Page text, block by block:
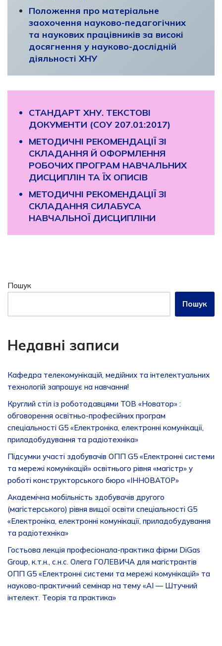
Положення про матеріальне
заохочення науково-педагогічних
та наукових працівників за високі
досягнення у науково-дослідній
діяльності ХНУ
СТАНДАРТ ХНУ. ТЕКСТОВІ
ДОКУМЕНТИ (СОУ 207.01:2017)
МЕТОДИЧНІ РЕКОМЕНДАЦІЇ ЗІ
СКЛАДАННЯ Й ОФОРМЛЕННЯ
РОБОЧИХ ПРОГРАМ НАВЧАЛЬНИХ
ДИСЦИПЛІН ТА ЇХ ОПИСІВ
МЕТОДИЧНІ РЕКОМЕНДАЦІЇ ЗІ
СКЛАДАННЯ СИЛАБУСА
НАВЧАЛЬНОЇ ДИСЦИПЛІНИ
Пошук
Пошук
Недавні записи
Кафедра телекомунікацій, медійних та інтелектуальних
технологій запрошує на навчання!
Круглий стіл із роботодавцями ТОВ «Новатор» :
обговорення освітньо-професійних програм
спеціальності G5 «Електроніка, електронні комунікації,
приладобудування та радіотехніка»
Підсумки участі здобувачів ОПП G5 «Електронні системи
та мережі комунікацій» освітнього рівня «магістр» у
роботі конструкторського бюро «ІННОВАТОР»
Академічна мобільність здобувачів другого
(магістерського) рівня вищої освіти спеціальності G5
«Електроніка, електронні комунікації, приладобудування
та радіотехніка»
Гостьова лекція професіонала-практика фірми DiGas
Group, к.т.н., с.н.с. Олега ГОЛЕВИЧА для магістрантів
ОПП G5 «Електронні системи та мережі комунікацій» та
науково-практичний семінар на тему «AI — Штучний
інтелект. Теорія та практика»